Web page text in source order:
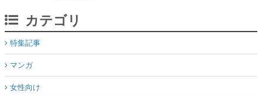
カテゴリ
特集記事
マンガ
女性向け